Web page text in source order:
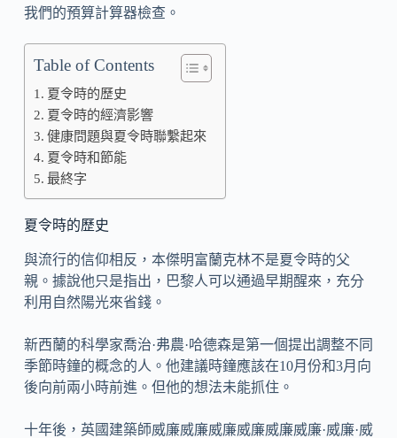
我們的預算計算器檢查。
Table of Contents
夏令時的歷史
夏令時的經濟影響
健康問題與夏令時聯繫起來
夏令時和節能
最終字
夏令時的歷史
與流行的信仰相反，本傑明富蘭克林不是夏令時的父
親。據說他只是指出，巴黎人可以通過早期醒來，充分
利用自然陽光來省錢。
新西蘭的科學家喬治·弗農·哈德森是第一個提出調整不同
季節時鐘的概念的人。他建議時鐘應該在10月份和3月向
後向前兩小時前進。但他的想法未能抓住。
十年後，英國建築師威廉威廉威廉威廉威廉威廉·威廉·威